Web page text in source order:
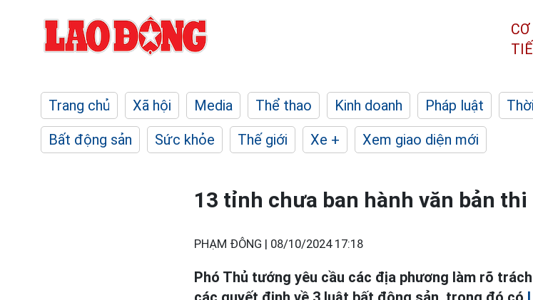
Trang chủ Xã hội Media Thể thao Kinh doanh Pháp luật
Bất động sản
Sức khỏe Thế giới Xe + Xem giao diện mới
13 tỉnh chưa ban hành văn bản
PHẠM ĐÔNG | 08/10/2024 17:18
Phó Thủ tướng yêu cầu các địa phương làm rõ